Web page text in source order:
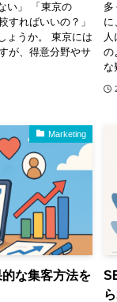
い」 「東京の
すればいいの？」
ょうか。 東京には
が、得意分野やサ
多
に
の
な
Marketing
な集客方法を